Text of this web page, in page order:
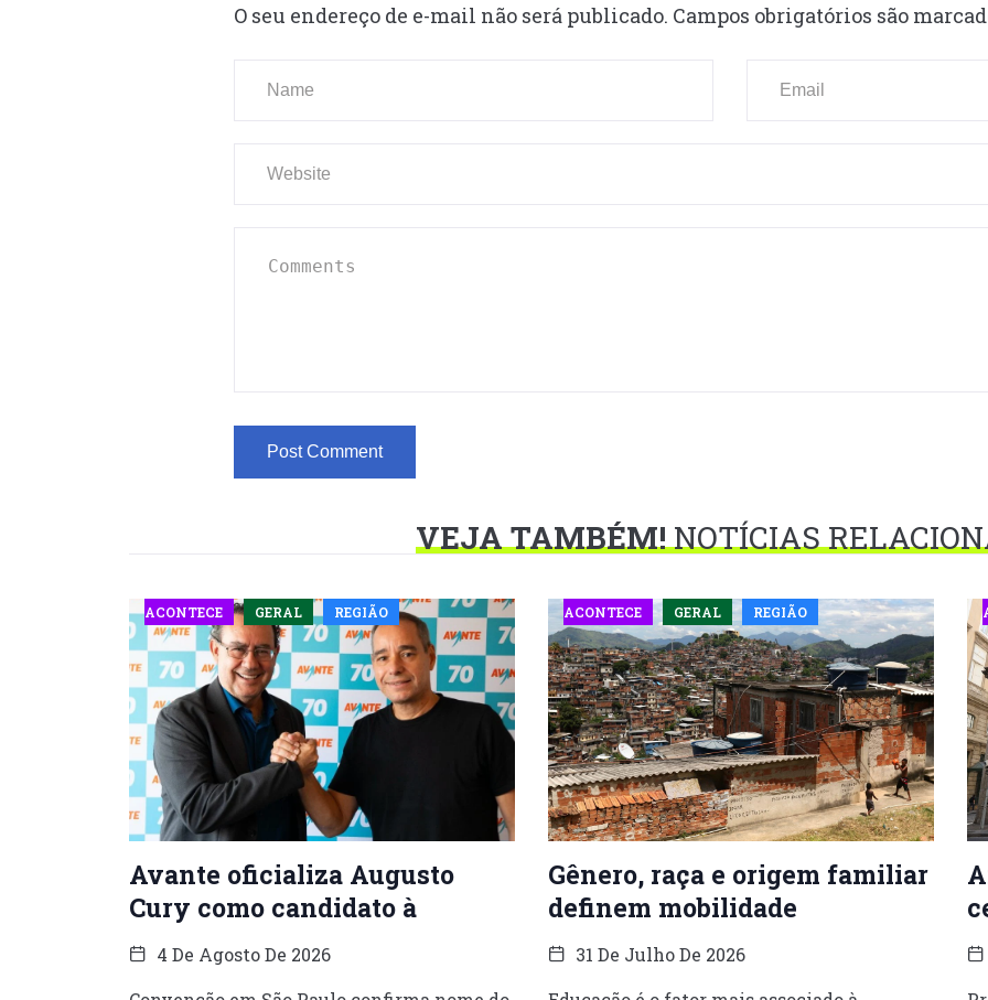
O seu endereço de e-mail não será publicado. Campos obrigatórios são
VEJA TAMBÉM!NOTÍCIAS
ACONTECE GERAL REGIÃO
Avante oficializa Augusto
Cury como candidato à
4 De Agosto De 2026
ACONTECE GERAL REGIÃO
Gênero, raça e origem familiar
definem mobilidade
31 De Julho De 2026